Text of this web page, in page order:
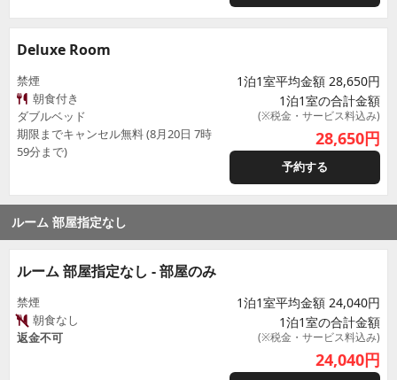
Deluxe Room
禁煙
朝食付き
ダブルベッド
期限までキャンセル無料 (8月20日 7時
59分まで)
1泊1室平均金額 28,650円
1泊1室の合計金額
(※税金・サービス料込み)
28,650円
予約する
ルーム 部屋指定なし
ルーム 部屋指定なし - 部屋のみ
禁煙
朝食なし
返金不可
1泊1室平均金額 24,040円
1泊1室の合計金額
(※税金・サービス料込み)
24,040円